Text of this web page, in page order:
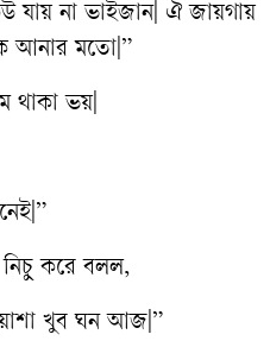
যায় না ভাইজান| ঐ জায়গায়
আনার মতো|”
থাকা ভয়|
করে বলল,
খুব ঘন আজ|”